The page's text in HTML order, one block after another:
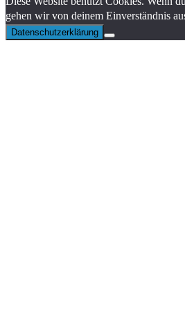
gehen wir von deinem Einverständnis
Datenschutzerklärung